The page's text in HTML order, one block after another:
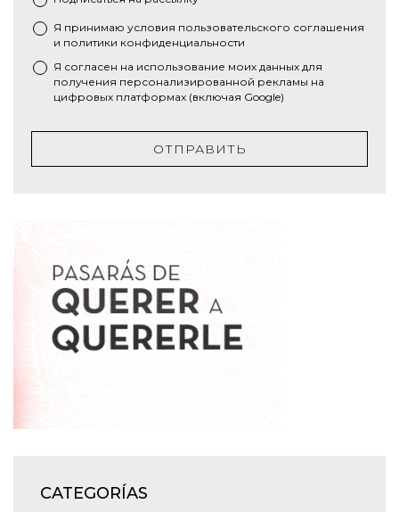
* Я принимаю условия пользовательского соглашения
и политики конфиденциальности
Я согласен на использование моих данных для
получения персонализированной рекламы на
цифровых платформах (включая Google)
ОТПРАВИТЬ
CATEGORÍAS